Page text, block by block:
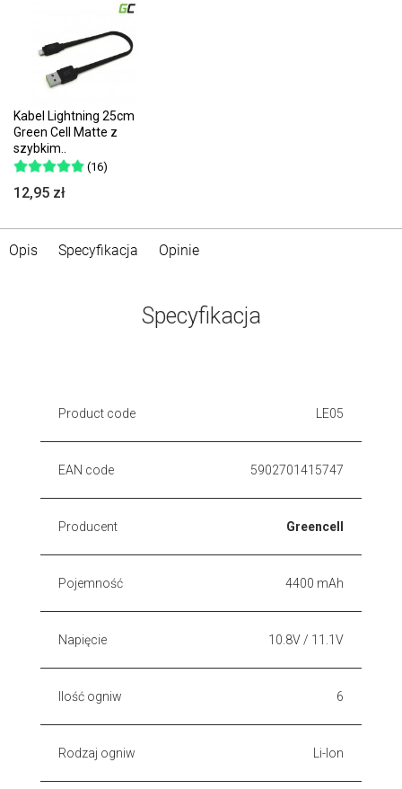
Kabel Lightning 25cm
Green Cell Matte z
szybkim..
(16)
12,95 zł
Opis Specyfikacja Opinie
Specyfikacja
Product code LE05
EAN code 5902701415747
Producent Greencell
Pojemność 4400 mAh
Napięcie 10.8V / 11.1V
Ilość ogniw 6
Rodzaj ogniw Li-Ion